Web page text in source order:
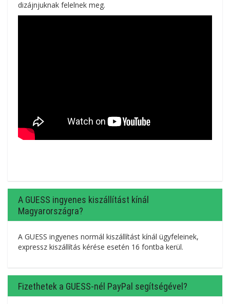
dizájnjuknak felelnek meg.
A GUESS ingyenes kiszállítást kínál
Magyarországra?
A GUESS ingyenes normál kiszállítást kínál ügyfeleinek,
expressz kiszállítás kérése esetén 16 fontba kerül.
Fizethetek a GUESS-nél PayPal segítségével?